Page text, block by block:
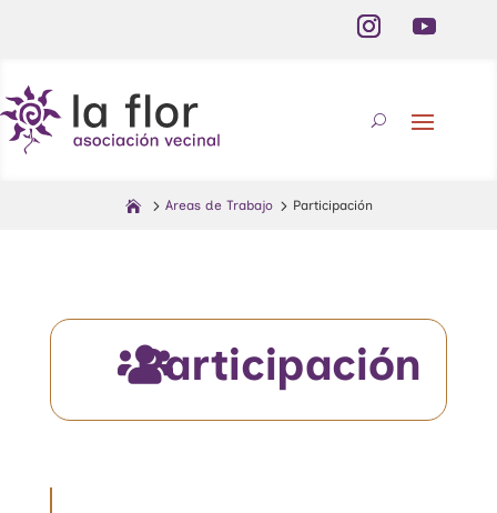
Areas de Trabajo Participación

Participación